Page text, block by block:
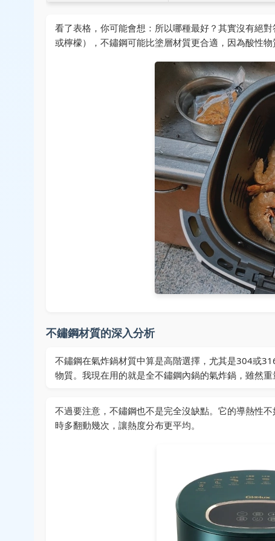
看了表格，你可能會想：所以哪種最好？其實沒有絕
或檸檬），不鏽鋼可能比塗層材質更合適，因為酸性物
不鏽鋼材質的深入分析
不鏽鋼在氣炸鍋材質中算是高階選擇，尤其是304或
物質。我現在用的就是全不鏽鋼內鍋的氣炸鍋，雖然
不過要注意，不鏽鋼也不是完全沒缺點。它的導熱性
時多翻動幾次，讓熱度分布更平均。